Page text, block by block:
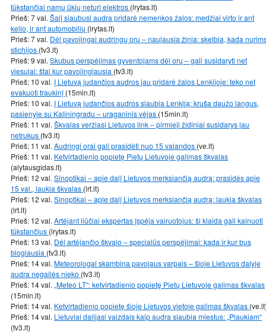
tūkstančiai namų ūkių neturi elektros (lrytas.lt)
Prieš: 7 val. Šalį siaubusi audra pridarė nemenkos žalos: medžiai virto ir ant
kelio, ir ant automobilių (lrytas.lt)
Prieš: 7 val. Dėl pavojingai audringų orų – naujausia žinia: skelbia, kada
stichijos (tv3.lt)
Prieš: 9 val. Skubus perspėjimas gyventojams dėl orų – gali susidaryti net
viesulai: štai kur pavojingiausia (tv3.lt)
Prieš: 10 val. Į Lietuvą judančios audros jau pridarė žalos Lenkijoje: teko net
evakuoti traukinį (15min.lt)
Prieš: 10 val. Į Lietuvą judančios audros siaubia Lenkiją: kruša daužo langus,
pasienyje su Kaliningradu – uraganinis vėjas (15min.lt)
Prieš: 11 val. Škvalas veržiasi Lietuvos link – pirmieji židiniai susidarys jau
netrukus (tv3.lt)
Prieš: 11 val. Audringi orai gali prasidėti nuo 15 valandos (ve.lt)
Prieš: 11 val. Ketvirtadienio popietę Pietų Lietuvoje galimas škvalas
(alytausgidas.lt)
Prieš: 12 val. Sinoptikai – apie dalį Lietuvos merksiančią audrą: prasidės apie
15 val., laukia škvalas (lrt.lt)
Prieš: 12 val. Sinoptikai – apie dalį Lietuvos merksiančią audrą: laukia škvalas
(lrt.lt)
Prieš: 12 val. Artėjant liūčiai ekspertas įspėja vairuotojus: ši klaida gali kainuoti
tūkstančius (lrytas.lt)
Prieš: 13 val. Dėl artėjančio škvalo – specialūs perspėjimai: kada ir kur bus
blogiausia (tv3.lt)
Prieš: 14 val. Meteorologai skambina pavojaus varpais – šioje Lietuvos dalyje
audra negailės nieko (tv3.lt)
Prieš: 14 val. „Meteo LT“: ketvirtadienio popietę Pietų Lietuvoje galimas škvalas
(15min.lt)
Prieš: 14 val. Ketvirtadienio popietę šioje Lietuvos vietoje galimas škvalas
Prieš: 14 val. Lietuviai dalijasi vaizdais kaip audra siaubia miestus: „Plaukiam“
(tv3.lt)